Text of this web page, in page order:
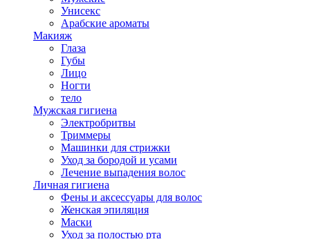
Унисекс
Арабские ароматы
Макияж
Глаза
Губы
Лицо
Ногти
тело
Мужская гигиена
Электробритвы
Триммеры
Машинки для стрижки
Уход за бородой и усами
Лечение выпадения волос
Личная гигиена
Фены и аксессуары для волос
Женская эпиляция
Маски
Уход за полостью рта